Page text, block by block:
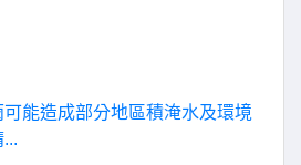
可能造成部分地區積淹水及環境